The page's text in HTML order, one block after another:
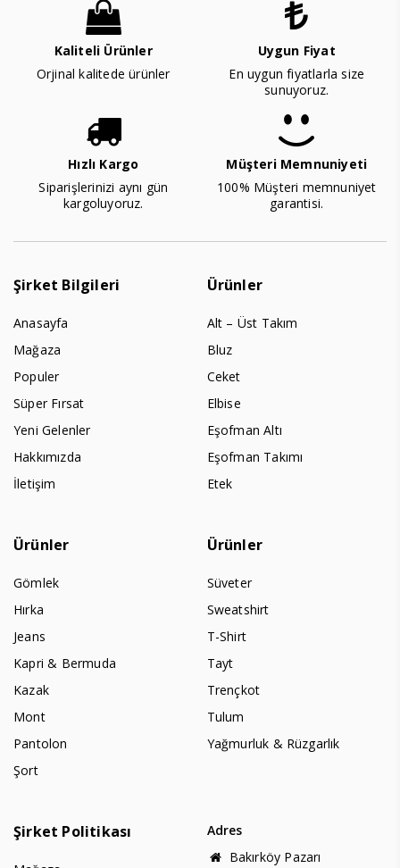
Kaliteli Ürünler
Orjinal kalitede ürünler
Uygun Fiyat
En uygun fiyatlarla size
sunuyoruz.
Hızlı Kargo
Siparişlerinizi aynı gün
kargoluyoruz.
Müşteri Memnuniyeti
100% Müşteri memnuniyet
garantisi.
Şirket Bilgileri
Anasayfa
Mağaza
Populer
Süper Fırsat
Yeni Gelenler
Hakkımızda
İletişim
Ürünler
Alt – Üst Takım
Bluz
Ceket
Elbise
Eşofman Altı
Eşofman Takımı
Etek
Ürünler
Gömlek
Hırka
Jeans
Kapri & Bermuda
Kazak
Mont
Pantolon
Şort
Ürünler
Süveter
Sweatshirt
T-Shirt
Tayt
Trençkot
Tulum
Yağmurluk & Rüzgarlık
Şirket Politikası
Adres
Bakırköy Pazarı